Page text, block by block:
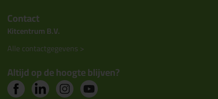
Contact
Kitcentrum B.V.
Alle contactgegevens >
Altijd op de hoogte blijven?